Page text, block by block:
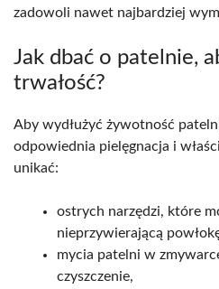
zadowoli nawet najbardziej
Jak dbać o patelnie,
trwałość?
Aby wydłużyć żywotność
odpowiednia pielęgnacja i
unikać:
ostrych narzędzi, które
nieprzywierającą
mycia patelni w
czyszczenie,